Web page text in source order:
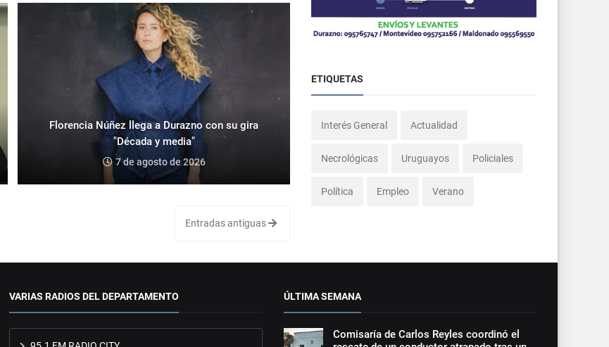
Florencia Núñez llega a Durazno con su gira
"Década y media"
7 de agosto de 2026
Entradas antiguas
ETIQUETAS
Interés General Actualidad
Necrológicas Uruguayos Policiales
Política Empleo Verano
VARIAS RADIOS DEL DEPARTAMENTO ÚLTIMA SEMANA
Comisaría de Carlos Reyles coordinó el